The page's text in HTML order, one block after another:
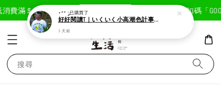
費滿＄1800免運費 現在去購物！ 首次註冊輸入折扣碼「
搜尋
⋆** ༘已購買了
好好閱讀T｜いくいく小高潮色計事務所X好好生活書店聯名款
3 天前